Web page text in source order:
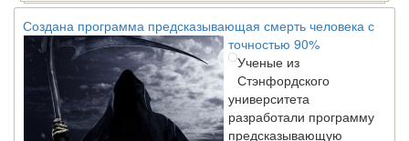
Создана программа предсказывающая смерть человека с
точностью 90%
Ученые из
Стэнфордского
университета
разработали программу
предсказывающую
смерть человека с